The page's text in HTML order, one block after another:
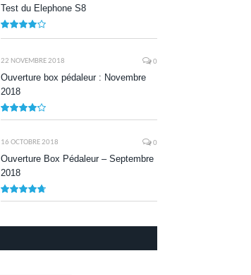
Test du Elephone S8
22 NOVEMBRE 2018 0
Ouverture box pédaleur : Novembre
2018
16 OCTOBRE 2018 0
Ouverture Box Pédaleur – Septembre
2018